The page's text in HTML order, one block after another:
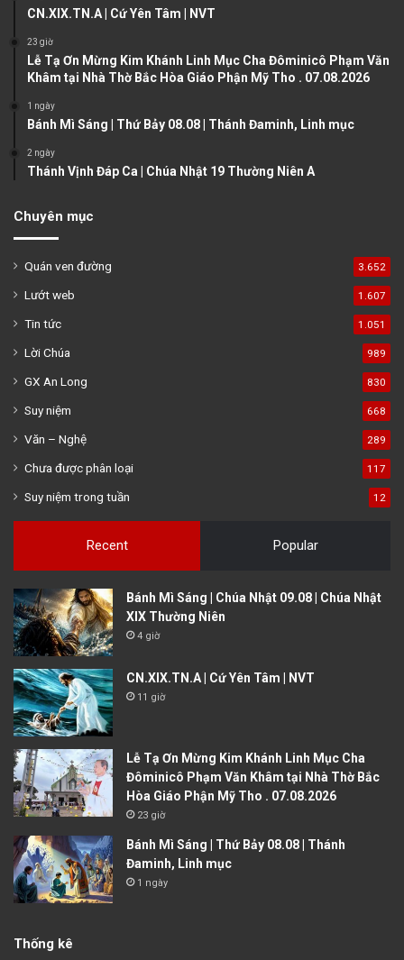
p
g
CN.XIX.TN.A | Cứ Yên Tâm | NVT
23 giờ
Lễ Tạ Ơn Mừng Kim Khánh Linh Mục Cha Đôminicô Phạm Văn
Khâm tại Nhà Thờ Bắc Hòa Giáo Phận Mỹ Tho . 07.08.2026
1 ngày
Bánh Mì Sáng | Thứ Bảy 08.08 | Thánh Đaminh, Linh mục
2 ngày
Thánh Vịnh Đáp Ca | Chúa Nhật 19 Thường Niên A
Chuyên mục
Quán ven đường 3.652
Lướt web 1.607
Tin tức 1.051
Lời Chúa 989
GX An Long 830
Suy niệm 668
Văn – Nghệ 289
Chưa được phân loại 117
Suy niệm trong tuần 12
Recent Popular
Bánh Mì Sáng | Chúa Nhật 09.08 | Chúa Nhật
XIX Thường Niên
4 giờ
CN.XIX.TN.A | Cứ Yên Tâm | NVT
11 giờ
Lễ Tạ Ơn Mừng Kim Khánh Linh Mục Cha
Đôminicô Phạm Văn Khâm tại Nhà Thờ Bắc
Hòa Giáo Phận Mỹ Tho . 07.08.2026
23 giờ
Bánh Mì Sáng | Thứ Bảy 08.08 | Thánh
Đaminh, Linh mục
1 ngày
Thống kê